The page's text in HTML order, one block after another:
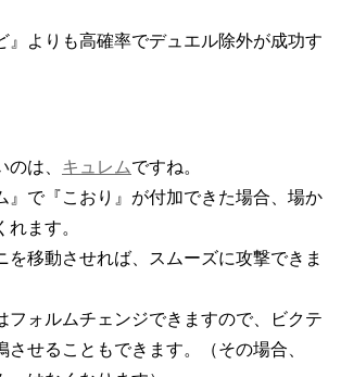
』よりも高確率でデュエル除外が成功す
は、 キュレムですね。
』で『こおり』が付加できた場合、場か
れます。
を移動させれば、スムーズに攻撃できま
フォルムチェンジできますので、ビクテ
させることもできます。（その場合、